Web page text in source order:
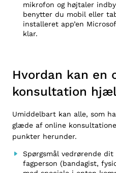
mikrofon og højtaler
benytter du mobil eller
installeret app’en
klar.
Hvordan kan en
konsultation
Umiddelbart kan alle, som
glæde af online
punkter herunder.
Spørgsmål vedrørende
fagperson (bandagist,